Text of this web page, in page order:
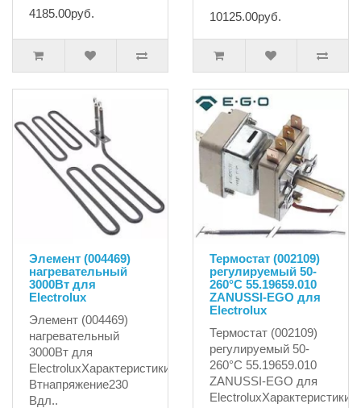
4185.00руб.
10125.00руб.
Элемент (004469)
нагревательный
3000Вт для
Electrolux
Элемент (004469)
нагревательный
3000Вт для
ElectroluxХарактеристики:мощность3000
Втнапряжение230
Вдл..
Термостат (002109)
регулируемый 50-
260°C 55.19659.010
ZANUSSI-EGO для
Electrolux
Термостат (002109)
регулируемый 50-
260°C 55.19659.010
ZANUSSI-EGO для